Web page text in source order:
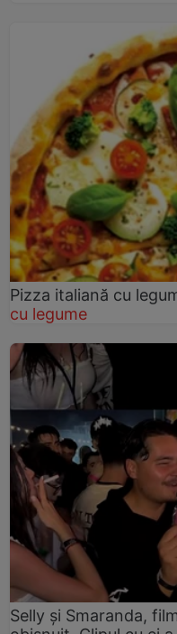
Pizza italiană cu
cu legume
Selly și Smaranda,